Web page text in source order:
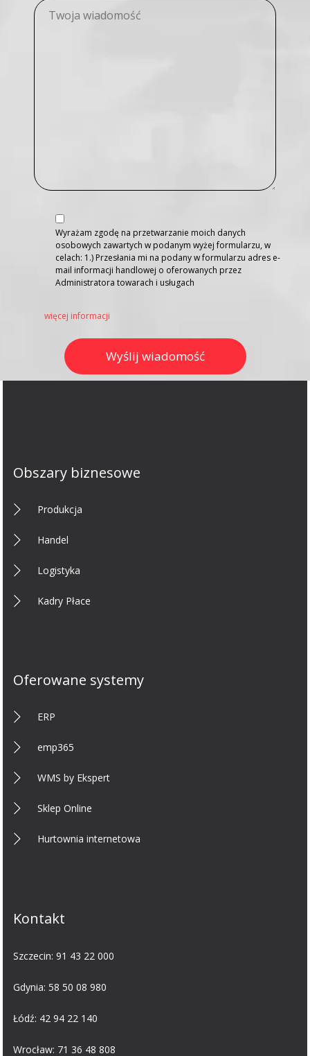
Wyrażam zgodę na przetwarzanie moich danych
osobowych zawartych w podanym wyżej formularzu, w
celach: 1.) Przesłania mi na podany w formularzu adres e-
mail informacji handlowej o oferowanych przez
Administratora towarach i usługach
Obszary biznesowe
Produkcja
Handel
Logistyka
Kadry Płace
Oferowane systemy
ERP
emp365
WMS by Ekspert
Sklep Online
Hurtownia internetowa
Kontakt
Szczecin:91 43 22 000
Gdynia:58 50 08 980
Łódź: 42 94 22 140
Wrocław: 71 36 48 808